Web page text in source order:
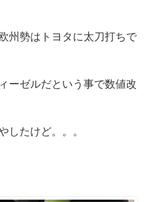
州勢はトヨタに太刀打ちで
ーゼルだという事で数値改
したけど。。。